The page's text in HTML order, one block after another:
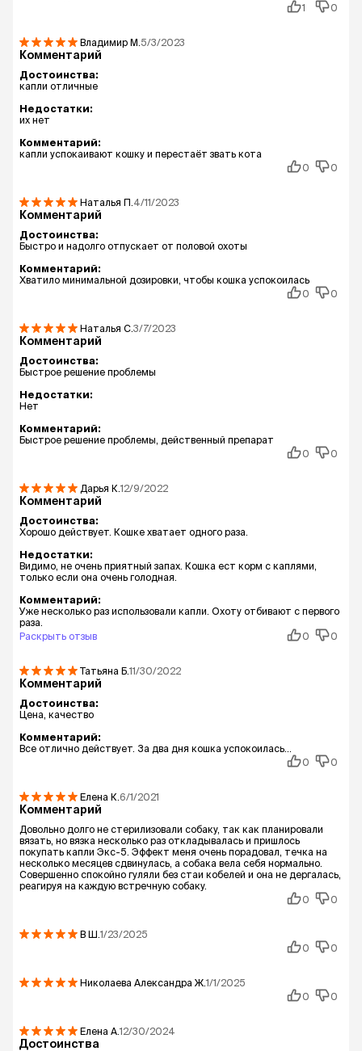
1
0
Владимир М. 5/3/2023
Комментарий
Достоинства:
капли отличные
Недостатки:
их нет
Комментарий:
капли успокаивают кошку и перестаёт звать кота
0
0
Наталья П. 4/11/2023
Комментарий
Достоинства:
Быстро и надолго отпускает от половой охоты
Комментарий:
Хватило минимальной дозировки, чтобы кошка успокоилась
0
0
Наталья С. 3/7/2023
Комментарий
Достоинства:
Быстрое решение проблемы
Недостатки:
Нет
Комментарий:
Быстрое решение проблемы, действенный препарат
0
0
Дарья К.12/9/2022
Комментарий
Достоинства:
Хорошо действует. Кошке хватает одного раза.
Недостатки:
Видимо, не очень приятный запах. Кошка ест корм с каплями,
только если она очень голодная.
Комментарий:
Уже несколько раз использовали капли. Охоту отбивают с первого
раза.
Раскрыть отзыв
0 0
Татьяна Б.11/30/2022
Комментарий
Достоинства:
Цена, качество
Комментарий:
Все отлично действует. За два дня кошка успокоилась...
0
0
Елена К. 6/1/2021
Комментарий
Довольно долго не стерилизовали собаку, так как планировали
вязать, но вязка несколько раз откладывалась и пришлось
покупать капли Экс-5. Эффект меня очень порадовал, течка на
несколько месяцев сдвинулась, а собака вела себя нормально.
Совершенно спокойно гуляли без стаи кобелей и она не дергалась,
реагируя на каждую встречную собаку.
0
0
В Ш.1/23/2025
0
0
Николаева Александра Ж.1/1/2025
0
0
Елена А.12/30/2024
Достоинства